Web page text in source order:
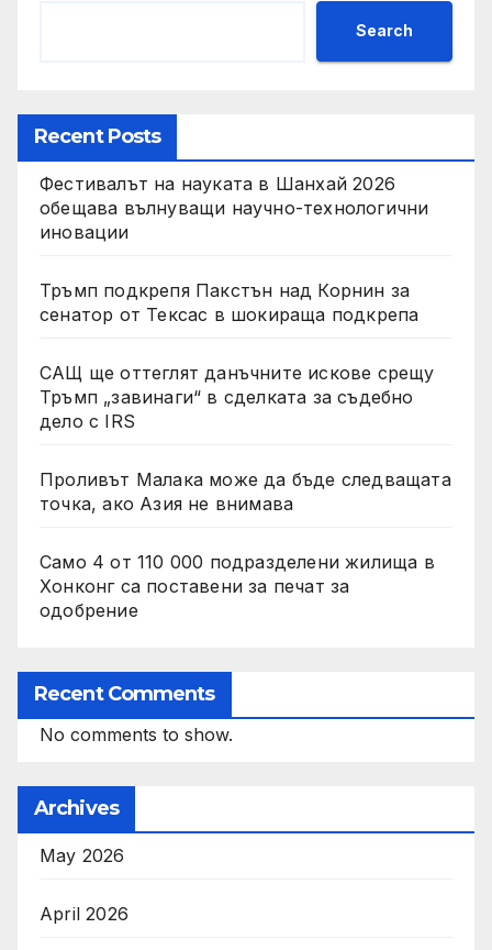
Search
Recent Posts
Фестивалът на науката в Шанхай 2026
обещава вълнуващи научно-технологични
иновации
Тръмп подкрепя Пакстън над Корнин за
сенатор от Тексас в шокираща подкрепа
САЩ ще оттеглят данъчните искове срещу
Тръмп „завинаги“ в сделката за съдебно
дело с IRS
Проливът Малака може да бъде следващата
точка, ако Азия не внимава
Само 4 от 110 000 подразделени жилища в
Хонконг са поставени за печат за
одобрение
Recent Comments
No comments to show.
Archives
May 2026
April 2026